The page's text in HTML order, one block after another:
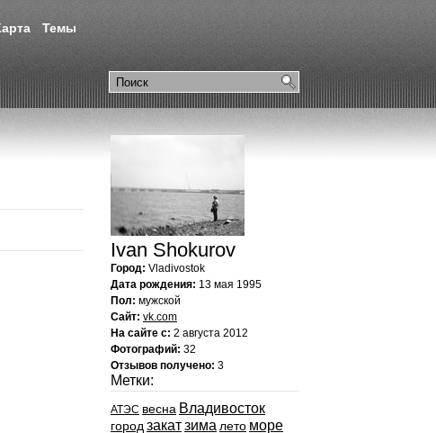
Темы
Ivan Shokurov
Город: Vladivostok
Дата рождения: 13 мая 1995
Пол: мужской
Сайт: vk.com
На сайте с: 2 августа 2012
Фотографий: 32
Отзывов получено: 3
Метки:
АТЭС весна Владивосток
город закатзима лето море